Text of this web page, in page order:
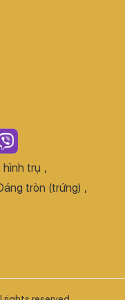
hình trụ ,
tròn (trứng) ,